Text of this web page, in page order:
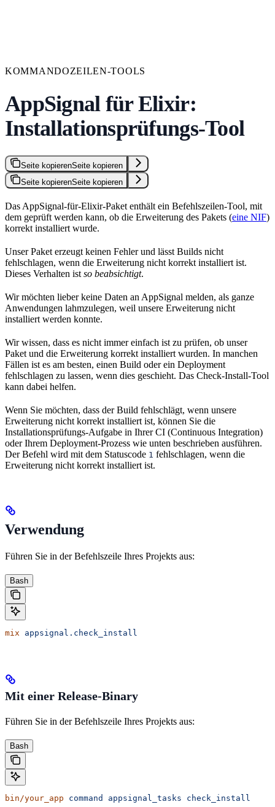
KOMMANDOZEILEN-TOOLS
AppSignal für Elixir:
Installationsprüfungs-Tool
Seite kopierenSeite kopieren
Seite kopierenSeite kopieren
Das AppSignal-für-Elixir-Paket enthält ein Befehlszeilen-Tool, mit
dem geprüft werden kann, ob die Erweiterung des Pakets (eine NIF)
korrekt installiert wurde.
Unser Paket erzeugt keinen Fehler und lässt Builds nicht
fehlschlagen, wenn die Erweiterung nicht korrekt installiert ist.
Dieses Verhalten ist so beabsichtigt.
Wir möchten lieber keine Daten an AppSignal melden, als ganze
Anwendungen lahmzulegen, weil unsere Erweiterung nicht
installiert werden konnte.
Wir wissen, dass es nicht immer einfach ist zu prüfen, ob unser
Paket und die Erweiterung korrekt installiert wurden. In manchen
Fällen ist es am besten, einen Build oder ein Deployment
fehlschlagen zu lassen, wenn dies geschieht. Das Check-Install-Tool
kann dabei helfen.
Wenn Sie möchten, dass der Build fehlschlägt, wenn unsere
Erweiterung nicht korrekt installiert ist, können Sie die
Installationsprüfungs-Aufgabe in Ihrer CI (Continuous Integration)
oder Ihrem Deployment-Prozess wie unten beschrieben ausführen.
Der Befehl wird mit dem Statuscode 1 fehlschlagen, wenn die
Erweiterung nicht korrekt installiert ist.
Verwendung
Führen Sie in der Befehlszeile Ihres Projekts aus:
Bash
mix appsignal.check_install
Mit einer Release-Binary
Führen Sie in der Befehlszeile Ihres Projekts aus:
Bash
bin/your_app command appsignal_tasks check_install